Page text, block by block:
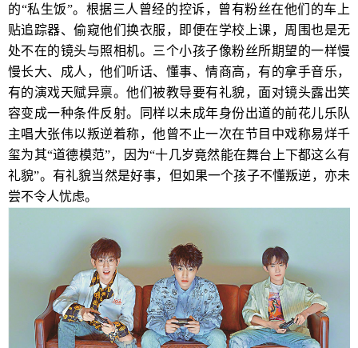
的“私生饭”。根据三人曾经的控诉，曾有粉丝在他们的车上
贴追踪器、偷窥他们换衣服，即便在学校上课，周围也是无
处不在的镜头与照相机。三个小孩子像粉丝所期望的一样慢
慢长大、成人，他们听话、懂事、情商高，有的拿手音乐，
有的演戏天赋异禀。他们被教导要有礼貌，面对镜头露出笑
容变成一种条件反射。同样以未成年身份出道的前花儿乐队
主唱大张伟以叛逆着称，他曾不止一次在节目中戏称易烊千
玺为其“道德模范”，因为“十几岁竟然能在舞台上下都这么有
礼貌”。有礼貌当然是好事，但如果一个孩子不懂叛逆，亦未
尝不令人忧虑。